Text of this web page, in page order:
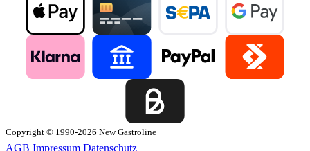
Copyright © 1990-2026 New Gastroline
AGB Impressum Datenschutz